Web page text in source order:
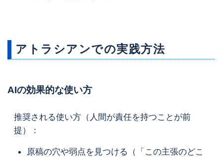
アトラシアンでの実践方法
AIの効果的な使い方
推奨される使い方（人間が責任を持つことが前
提）：
原稿の穴や弱点を見つける（「この主張のどこ